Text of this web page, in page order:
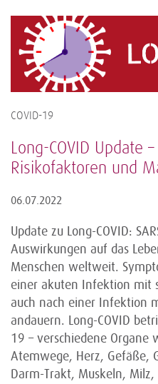
COVID-19
Long-COVID Update
Risikofaktoren und
06.07.2022
Update zu Long-COVID:
Auswirkungen auf das
Menschen weltweit.
einer akuten Infektion mit
auch nach einer Infektion
andauern. Long-COVID
19 – verschiedene Organe
Atemwege, Herz, Gefäße,
Darm-Trakt, Muskeln, Milz,